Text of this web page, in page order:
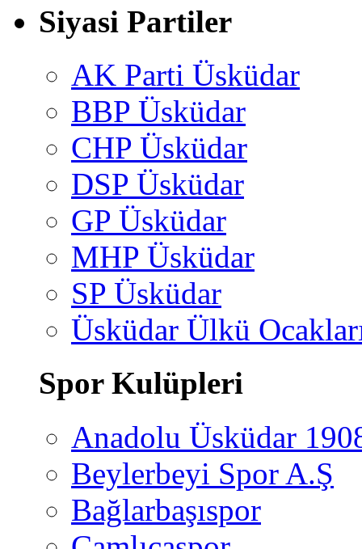
Siyasi Partiler
AK Parti Üsküdar
BBP Üsküdar
CHP Üsküdar
DSP Üsküdar
GP Üsküdar
MHP Üsküdar
SP Üsküdar
Üsküdar Ülkü
Spor Kulüpleri
Anadolu Üsküdar
Beylerbeyi Spor A.Ş
Bağlarbaşıspor